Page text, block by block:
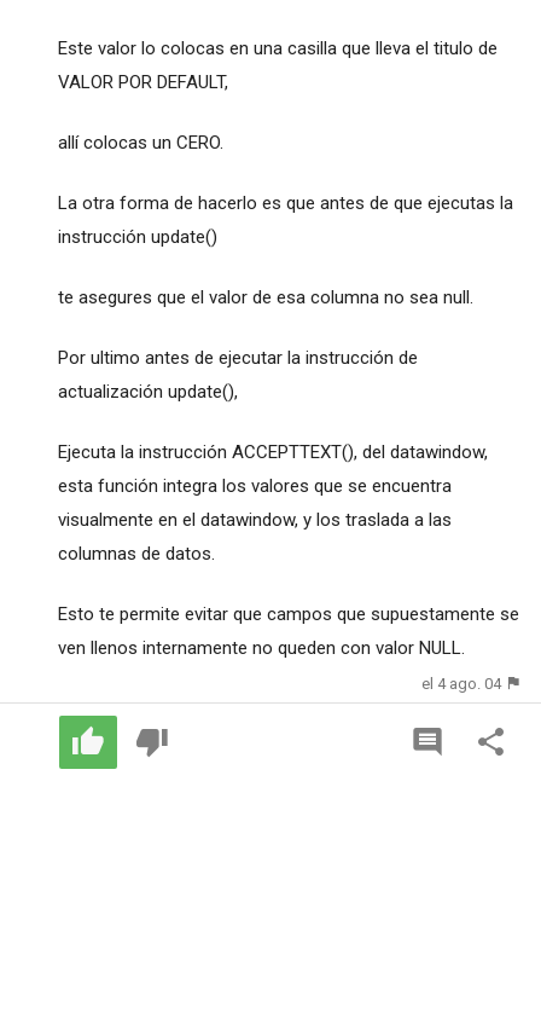
Este valor lo colocas en una casilla que lleva el titulo de
VALOR POR DEFAULT,
allí colocas un CERO.
La otra forma de hacerlo es que antes de que ejecutas la
instrucción update()
te asegures que el valor de esa columna no sea null.
Por ultimo antes de ejecutar la instrucción de
actualización update(),
Ejecuta la instrucción ACCEPTTEXT(), del datawindow,
esta función integra los valores que se encuentra
visualmente en el datawindow, y los traslada a las
columnas de datos.
Esto te permite evitar que campos que supuestamente se
ven llenos internamente no queden con valor NULL.
el 4 ago. 04